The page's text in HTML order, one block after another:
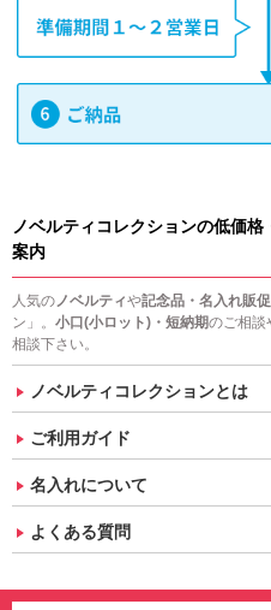
ノベルティコレクションの低価
案内
人気のノベルティや記念品・名入れ販
ン」。 小口(小ロット)・短納期のご相談
相談下さい。
ノベルティコレクションとは
ご利用ガイド
名入れについて
よくある質問